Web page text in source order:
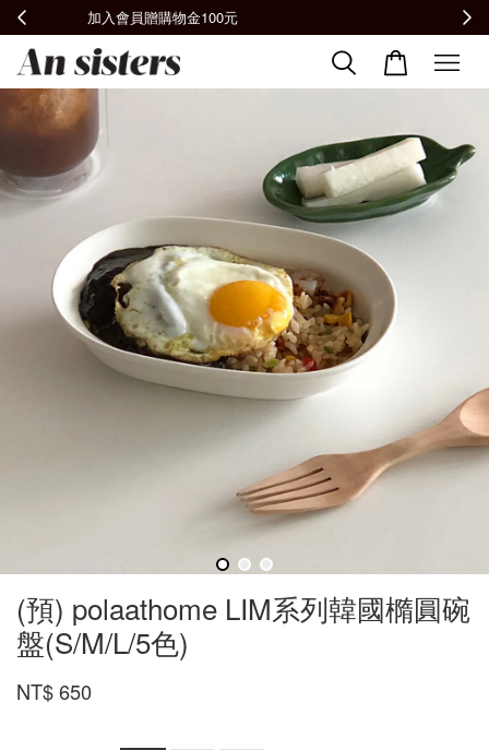
全館滿2000免運📦
(預) polaathome LIM系列韓國橢圓碗
盤(S/M/L/5色)
NT$ 650